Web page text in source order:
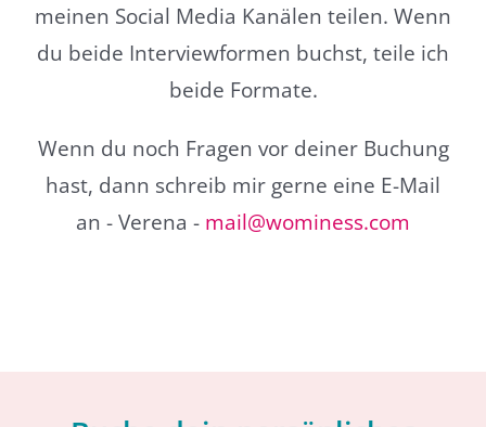
meinen Social Media Kanälen teilen. Wenn
du beide Interviewformen buchst, teile ich
beide Formate.
Wenn du noch Fragen vor deiner Buchung
hast, dann schreib mir gerne eine E-Mail
an - Verena - mail@wominess.com